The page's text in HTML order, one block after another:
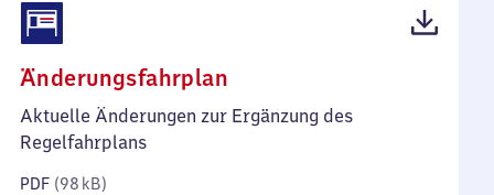
Änderungsfahrplan
98
Aktuelle Änderungen zur Ergänzung des
Regelfahrplans
PDF (98 kB)